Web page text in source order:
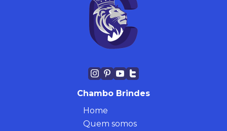
Chambo Brindes
Home
Quem somos